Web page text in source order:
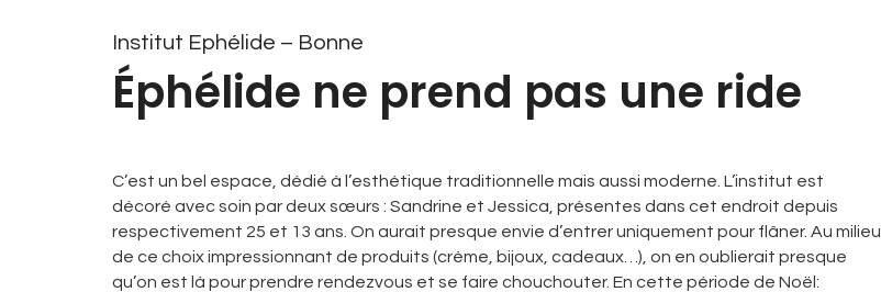
Institut Ephélide – Bonne
Éphélide ne prend pas une ride
C’est un bel espace, dédié à l’esthétique traditionnelle mais aussi moderne. L’institut est
décoré avec soin par deux sœurs : Sandrine et Jessica, présentes dans cet endroit depuis
respectivement 25 et 13 ans. On aurait presque envie d’entrer uniquement pour flâner. Au milieu
de ce choix impressionnant de produits (crème, bijoux, cadeaux…), on en oublierait presque
qu’on est là pour prendre rendezvous et se faire chouchouter. En cette période de Noël: